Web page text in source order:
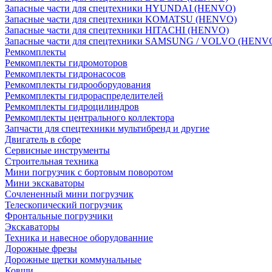
Запасные части для спецтехники HYUNDAI (HENVO)
Запасные части для спецтехники KOMATSU (HENVO)
Запасные части для спецтехники HITACHI (HENVO)
Запасные части для спецтехники SAMSUNG / VOLVO
Ремкомплекты
Ремкомплекты гидромоторов
Ремкомплекты гидронасосов
Ремкомплекты гидрооборудования
Ремкомплекты гидрораспределителей
Ремкомплекты гидроцилиндров
Ремкомплекты центрального коллектора
Запчасти для спецтехники мультибренд и другие
Двигатель в сборе
Сервисные инструменты
Строительная техника
Мини погрузчик с бортовым поворотом
Мини экскаваторы
Сочлененный мини погрузчик
Телескопический погрузчик
Фронтальные погрузчики
Экскаваторы
Техника и навесное оборудованние
Дорожные фрезы
Дорожные щетки коммунальные